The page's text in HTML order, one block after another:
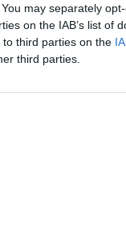
may separately
on the IAB’s list of
third parties on the
third parties.